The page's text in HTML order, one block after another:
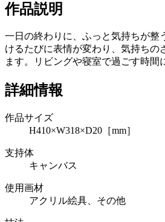
作品説明
一日の終わりに、ふっと気持ちが整
けるたびに表情が変わり、気持ち
ます。リビングや寝室で過ごす時
詳細情報
作品サイズ
H410×W318×D20［mm］
支持体
キャンバス
使用画材
アクリル絵具、その他